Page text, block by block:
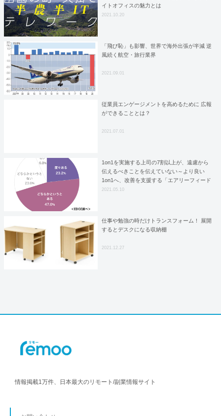
イトオフィスの魅力とは
2021.10.20
「飛び恥」も影響、世界で海外出張が半減 逆
風続く航空・旅行業界
2021.09.01
従業員エンゲージメントを高めるために 広報
ができることとは？
2021.07.01
1on1を実施する上司の7割以上が、遠慮から
伝えるべきことを伝えていない～より良い
1on1へ、改善を支援する「エアリーフィード
バッククラウド」製品版をリリース～
2021.05.10
仕事や勉強の時だけトランスフォーム！ 展開
するとデスクになる収納棚
2021.12.27
情報掲載1万件、日本最大のリモート/副業情報サイト